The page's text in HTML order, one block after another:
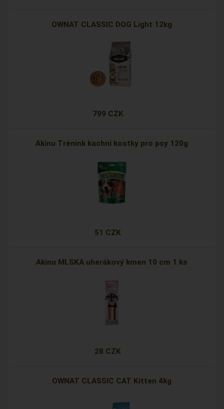
OWNAT CLASSIC DOG Light 12kg
799 CZK
Akinu Trénink kachní kostky pro psy 120g
51 CZK
Akinu MLSKA uherákový kmen 10 cm 1 ks
28 CZK
OWNAT CLASSIC CAT Kitten 4kg